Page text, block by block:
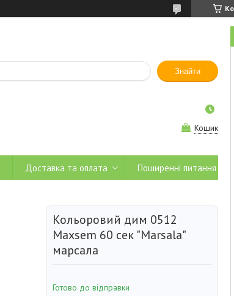
Знайти
Кошик
Доставка та оплата Поширенні питання
Кольоровий дим 0512
Maxsem 60 сек "Marsala"
марсала
Готово до відправки